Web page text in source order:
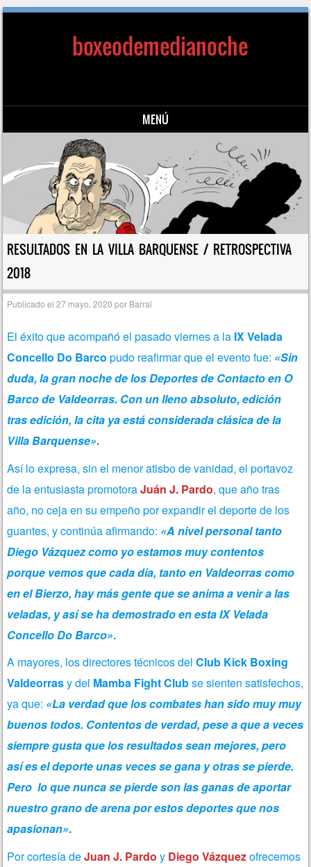
boxeodemedianoche
MENÚ
Saltar al contenido
RESULTADOS EN LA VILLA BARQUENSE / RETROSPECTIVA
2018
Publicado el27 mayo, 2020 por Barral
El éxito que acompañó el pasado viernes a la IX Velada
Concello Do Barco pudo reafirmar que el evento fue: «Sin
duda, la gran noche de los Deportes de Contacto en O
Barco de Valdeorras. Con un lleno absoluto, edición
tras edición, la cita ya está considerada clásica de la
Villa Barquense».
Así lo expresa, sin el menor atisbo de vanidad, el portavoz
de la entusiasta promotoraJuán J. Pardo, que año tras
año, no ceja en su empeño por expandir el deporte de los
guantes, y continúa afirmando: «A nivel personal tanto
Diego Vázquez como yo estamos muy contentos
porque vemos que cada día, tanto en Valdeorras como
en el Bierzo, hay más gente que se anima a venir a las
veladas, y así se ha demostrado en esta IX Velada
Concello Do Barco».
A mayores, los directores técnicos delClub Kick Boxing
Valdeorrasy del Mamba Fight Clubse sienten satisfechos,
ya que: «La verdad que los combates han sido muy muy
buenos todos. Contentos de verdad, pese a que a veces
siempre gusta que los resultados sean mejores, pero
así es el deporte unas veces se gana y otras se pierde.
Pero lo que nunca se pierde son las ganas de aportar
nuestro grano de arena por estos deportes que nos
apasionan».
Por cortesía deJuan J. Pardo y Diego Vázquezofrecemos